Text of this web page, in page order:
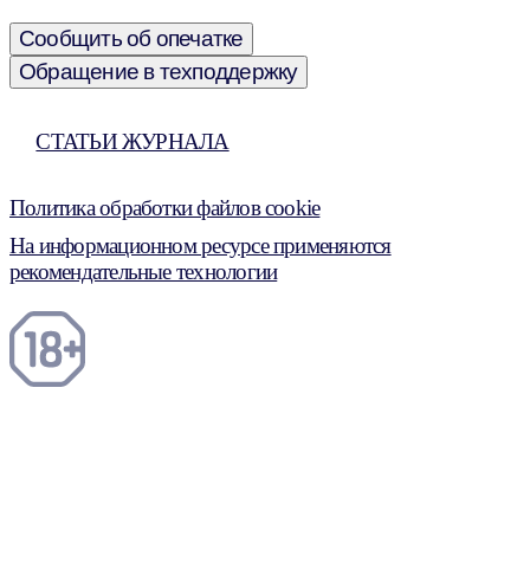
Сообщить об опечатке
Обращение в техподдержку
СТАТЬИ ЖУРНАЛА
Политика обработки файлов cookie
На информационном ресурсе применяются
рекомендательные технологии